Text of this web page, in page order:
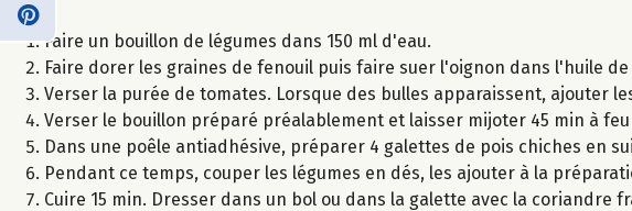
Faire un bouillon de légumes dans 150 ml d'eau.
Faire dorer les graines de fenouil puis faire suer l'oignon dans l'huile
Verser la purée de tomates. Lorsque des bulles apparaissent, ajouter
Verser le bouillon préparé préalablement et laisser mijoter 45 min à feu
Dans une poêle antiadhésive, préparer 4 galettes de pois chiches en
Pendant ce temps, couper les légumes en dés, les ajouter à la
Cuire 15 min. Dresser dans un bol ou dans la galette avec la coriandre